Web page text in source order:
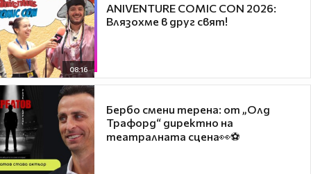
08:16
ANIVENTURE COMIC CON 2026:
Влязохме в друг свят!
Бербо смени терена: от „Олд
Трафорд“ директно на
театралната сцена👀⚽